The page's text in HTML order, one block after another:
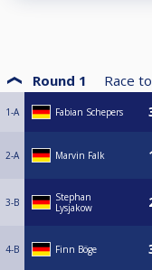
Round 1 Race to
1-A Fabian Schepers
2-A Marvin Falk
3-B
Stephan
Lysjakow
4-B Finn Böge